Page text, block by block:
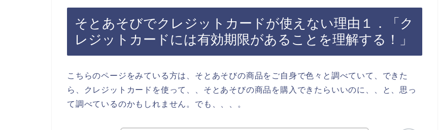
そとあそびでクレジットカードが使えない理由１．「ク
レジットカードには有効期限があることを理解する！」
こちらのページをみている方は、そとあそびの商品をご自身で色々と調べていて、できた
ら、クレジットカードを使って、、そとあそびの商品を購入できたらいいのに、、と、思っ
て調べているのかもしれません。でも、、、。